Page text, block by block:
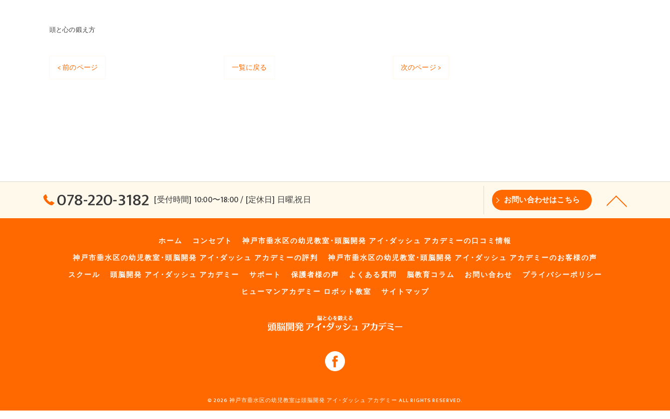
頭と心の鍛え方
< 前のページ 一覧に戻る 次のページ >
078-220-3182 [受付時間] 10:00〜18:00 / [定休日] 日曜,祝日 お問い合わせはこちら
ホーム コンセプト
神戸市垂水区の幼児教室･頭脳開発 アイ･ダッシュ アカデミーの口コミ情報
神戸市垂水区の幼児教室･頭脳開発 アイ･ダッシュ アカデミーの評判
神戸市垂水区の幼児教室･頭脳開発 アイ･ダッシュ アカデミーのお客様の声
スクール
頭脳開発 アイ･ダッシュ アカデミー サポート 保護者様の声 よくある質問 脳教育コラム お問い合わせ
プライバシーポリシー
ヒューマンアカデミー ロボット教室
サイトマップ
© 2026 神戸市垂水区の幼児教室は頭脳開発 アイ･ダッシュ アカデミー ALL RIGHTS RESERVED.